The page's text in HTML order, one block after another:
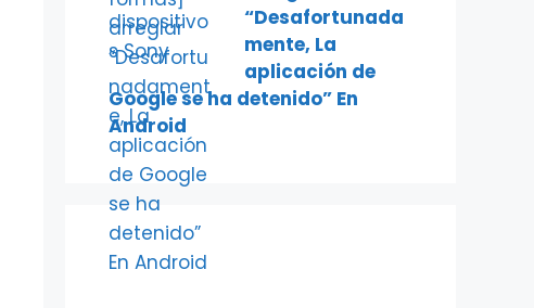
“Desafortunada
mente, La
aplicación de
Google se ha detenido” En
Android